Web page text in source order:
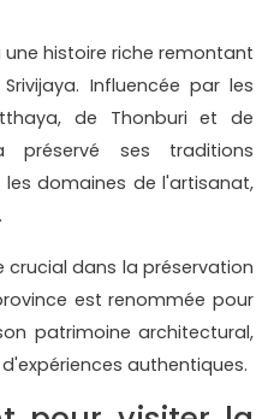
histoire riche remontant
Influencée par les
de Thonburi et de
préservé ses traditions
domaines de l'artisanat,
crucial dans la préservation
est renommée pour
patrimoine architectural,
authentiques.